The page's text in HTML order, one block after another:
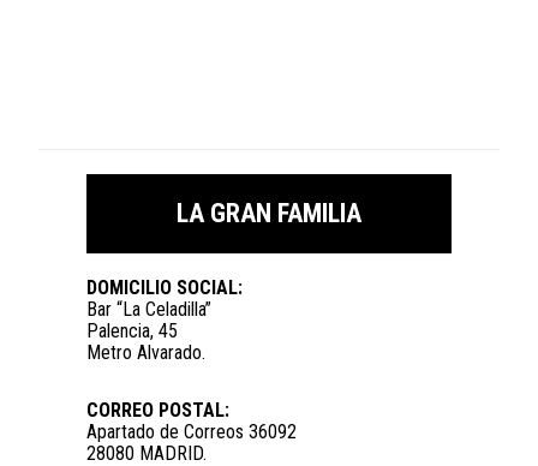
LA GRAN FAMILIA
DOMICILIO SOCIAL:
Bar “La Celadilla”
Palencia, 45
Metro Alvarado.
CORREO POSTAL:
Apartado de Correos 36092
28080 MADRID.